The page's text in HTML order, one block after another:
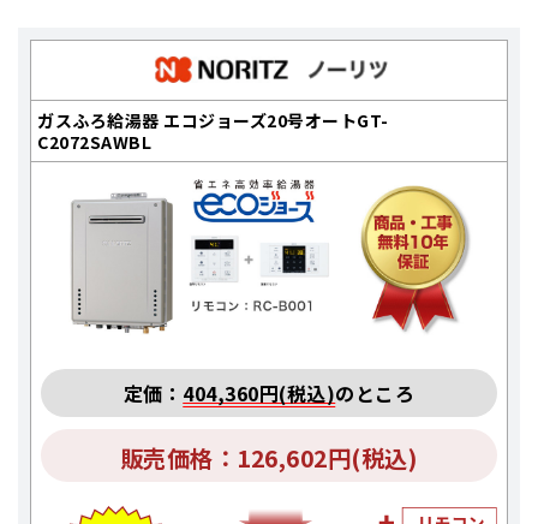
ガスふろ給湯器 エコジョーズ20号オートGT-
C2072SAWBL
定価： 404,360円(税込)のところ
販売価格：126,602円(税込)